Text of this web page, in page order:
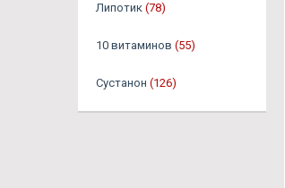
Липотик (78)
10 витаминов (55)
Сустанон (126)